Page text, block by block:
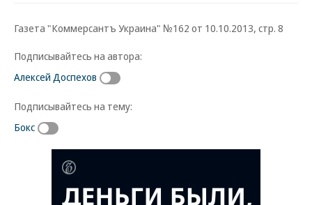
Газета "Коммерсантъ Украина" №162 от 10.10.2013, стр. 8
Подписывайтесь на автора:
Алексей Доспехов
Подписывайтесь на тему:
Бокс